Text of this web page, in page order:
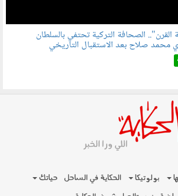
الصحافة التركية تحتفي بالسلطان
محمد صلاح بعد الاستقبال التاريخي
بولوتيكا الحكاية في الساحل
حياتك